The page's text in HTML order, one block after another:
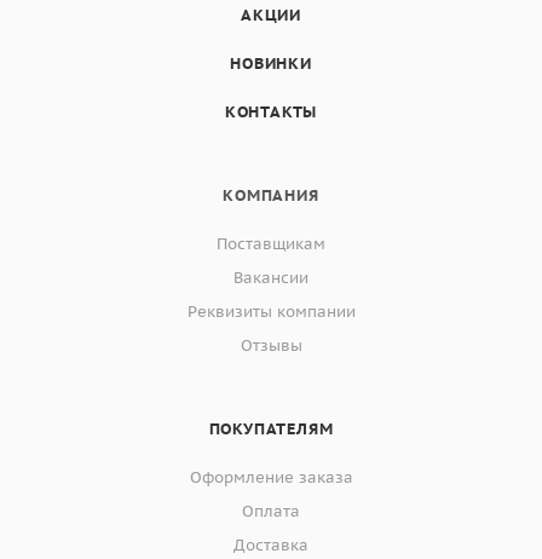
АКЦИИ
НОВИНКИ
КОНТАКТЫ
КОМПАНИЯ
Поставщикам
Вакансии
Реквизиты компании
Отзывы
ПОКУПАТЕЛЯМ
Оформление заказа
Оплата
Доставка